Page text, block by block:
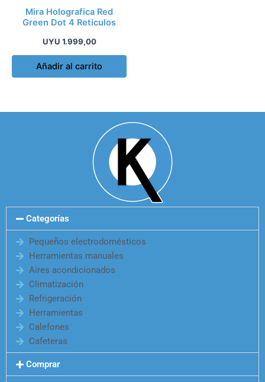
Mira Holografica Red
Green Dot 4 Reticulos
UYU 1.999,00
Añadir al carrito
Categorías
Pequeños electrodomésticos
Herramientas manuales
Aires acondicionados
Climatización
Refrigeración
Herramientas
Calefones
Cafeteras
Comprar